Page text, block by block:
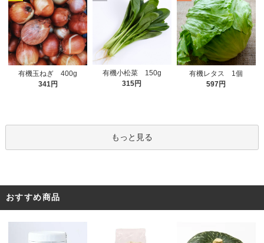
有機玉ねぎ 400g
341円
有機小松菜 150g
315円
有機レタス 1個
597円
もっと見る
おすすめ商品